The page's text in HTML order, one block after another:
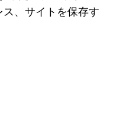
、サイトを保存す